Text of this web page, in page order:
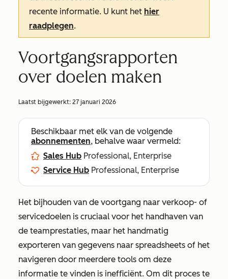
recente informatie. U kunt het hier
raadplegen.
Voortgangsrapporten
over doelen maken
Laatst bijgewerkt: 27 januari 2026
Beschikbaar met elk van de volgende
abonnementen, behalve waar vermeld:
Sales Hub Professional, Enterprise
Service Hub Professional, Enterprise
Het bijhouden van de voortgang naar verkoop- of
servicedoelen is cruciaal voor het handhaven van
de teamprestaties, maar het handmatig
exporteren van gegevens naar spreadsheets of het
navigeren door meerdere tools om deze
informatie te vinden is inefficiënt. Om dit proces te